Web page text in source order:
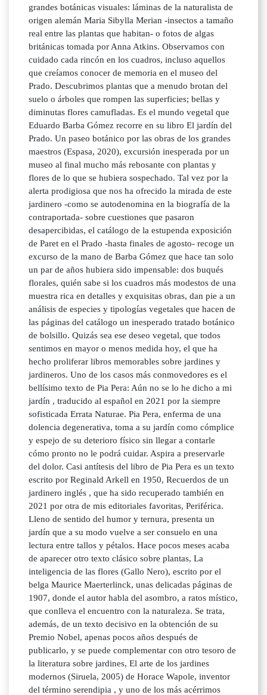
grandes botánicas visuales: láminas de la naturalista de
origen alemán Maria Sibylla Merian -insectos a tamaño
real entre las plantas que habitan- o fotos de algas
británicas tomada por Anna Atkins. Observamos con
cuidado cada rincón en los cuadros, incluso aquellos
que creíamos conocer de memoria en el museo del
Prado. Descubrimos plantas que a menudo brotan del
suelo o árboles que rompen las superficies; bellas y
diminutas flores camufladas. Es el mundo vegetal que
Eduardo Barba Gómez recorre en su libro El jardín del
Prado. Un paseo botánico por las obras de los grandes
maestros (Espasa, 2020), excursión inesperada por un
museo al final mucho más rebosante con plantas y
flores de lo que se hubiera sospechado. Tal vez por la
alerta prodigiosa que nos ha ofrecido la mirada de este
jardinero -como se autodenomina en la biografía de la
contraportada- sobre cuestiones que pasaron
desapercibidas, el catálogo de la estupenda exposición
de Paret en el Prado -hasta finales de agosto- recoge un
excurso de la mano de Barba Gómez que hace tan solo
un par de años hubiera sido impensable: dos buqués
florales, quién sabe si los cuadros más modestos de una
muestra rica en detalles y exquisitas obras, dan pie a un
análisis de especies y tipologías vegetales que hacen de
las páginas del catálogo un inesperado tratado botánico
de bolsillo. Quizás sea ese deseo vegetal, que todos
sentimos en mayor o menos medida hoy, el que ha
hecho proliferar libros memorables sobre jardines y
jardineros. Uno de los casos más conmovedores es el
bellísimo texto de Pia Pera: Aún no se lo he dicho a mi
jardín , traducido al español en 2021 por la siempre
sofisticada Errata Naturae. Pia Pera, enferma de una
dolencia degenerativa, toma a su jardín como cómplice
y espejo de su deterioro físico sin llegar a contarle
cómo pronto no le podrá cuidar. Aspira a preservarle
del dolor. Casi antítesis del libro de Pia Pera es un texto
escrito por Reginald Arkell en 1950, Recuerdos de un
jardinero inglés , que ha sido recuperado también en
2021 por otra de mis editoriales favoritas, Periférica.
Lleno de sentido del humor y ternura, presenta un
jardín que a su modo vuelve a ser consuelo en una
lectura entre tallos y pétalos. Hace pocos meses acaba
de aparecer otro texto clásico sobre plantas, La
inteligencia de las flores (Gallo Nero), escrito por el
belga Maurice Maerterlinck, unas delicadas páginas de
1907, donde el autor habla del asombro, a ratos místico,
que conlleva el encuentro con la naturaleza. Se trata,
además, de un texto decisivo en la obtención de su
Premio Nobel, apenas pocos años después de
publicarlo, y se puede complementar con otro tesoro de
la literatura sobre jardines, El arte de los jardines
modernos (Siruela, 2005) de Horace Wapole, inventor
del término serendipia , y uno de los más acérrimos